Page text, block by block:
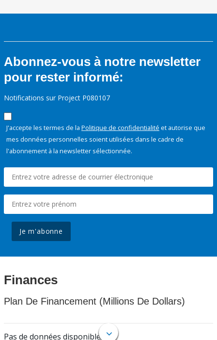
Abonnez-vous à notre newsletter
pour rester informé:
Notifications sur Project P080107
J'accepte les termes de la Politique de confidentialité et autorise que
mes données personnelles soient utilisées dans le cadre de
l'abonnement à la newsletter sélectionnée.
Je m'abonne
Finances
Plan De Financement (Millions De Dollars)
Pas de données disponibles.